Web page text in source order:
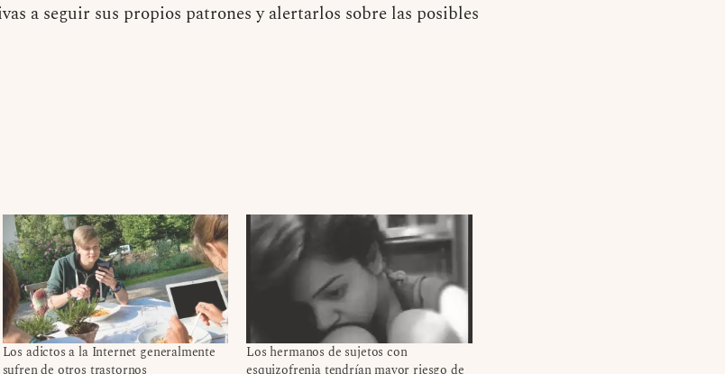
a seguir sus propios patrones y alertarlos sobre las posibles
Los adictos a la Internet generalmente
Los hermanos de sujetos con